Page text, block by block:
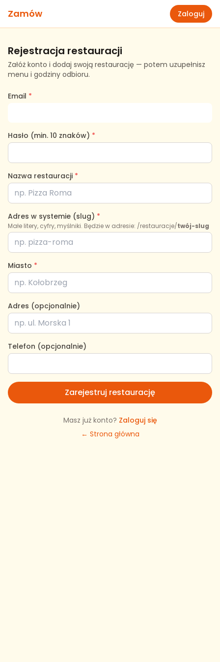
Zamów Zaloguj
Rejestracja restauracji
Załóż konto i dodaj swoją restaurację — potem uzupełnisz
menu i godziny odbioru.
Email *
Hasło (min. 10 znaków) *
Nazwa restauracji *
Adres w systemie (slug) *
Małe litery, cyfry, myślniki. Będzie w adresie: /restauracje/twój-slug
Miasto *
Adres (opcjonalnie)
Telefon (opcjonalnie)
Zarejestruj restaurację
Masz już konto? Zaloguj się
← Strona główna